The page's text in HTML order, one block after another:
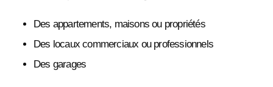
Des appartements, maisons ou propriétés
Des locaux commerciaux ou professionnels
Des garages